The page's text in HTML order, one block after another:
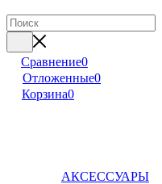
Сравнение0
Отложенные0
Корзина0
АКСЕССУАРЫ